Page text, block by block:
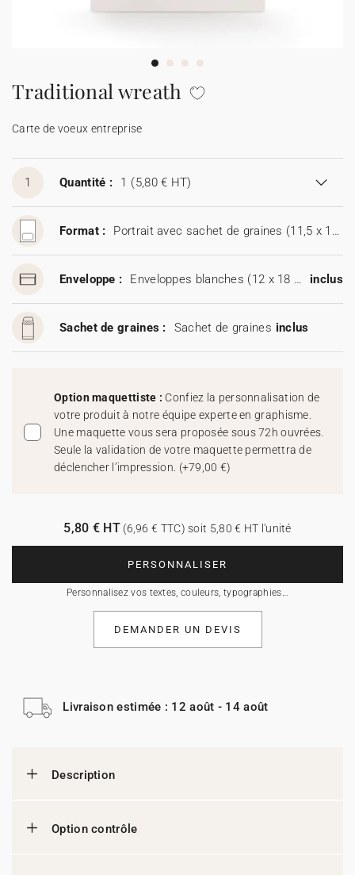
★ Demande d'échantillons
Menus
Présentoirs comptoir
Stickers
Traditional wreath
Carte de voeux entreprise
1 Quantité : 1 (5,80 € HT)
Format : Portrait avec sachet de graines (11,5 x 17 cm)
Enveloppe : Enveloppes blanches (12 x 18 cm) inclus
Sachet de graines : Sachet de graines inclus
Option maquettiste : Confiez la personnalisation de
votre produit à notre équipe experte en graphisme.
Une maquette vous sera proposée sous 72h ouvrées.
Seule la validation de votre maquette permettra de
déclencher l’impression. (+79,00 €)
PERSONNALISER
Personnalisez vos textes, couleurs, typographies…
5,80 € HT(6,96 € TTC) soit 5,80 € HT l'unité
DEMANDER UN DEVIS
Livraison estimée : 12 août - 14 août
Description
Option contrôle